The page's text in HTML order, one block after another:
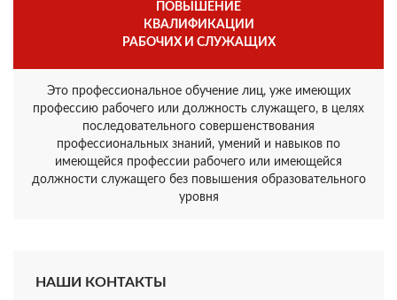
ПОВЫШЕНИЕ
КВАЛИФИКАЦИИ
РАБОЧИХ И СЛУЖАЩИХ
Это профессиональное обучение лиц, уже имеющих
профессию рабочего или должность служащего, в целях
последовательного совершенствования
профессиональных знаний, умений и навыков по
имеющейся профессии рабочего или имеющейся
должности служащего без повышения образовательного
уровня
НАШИ КОНТАКТЫ